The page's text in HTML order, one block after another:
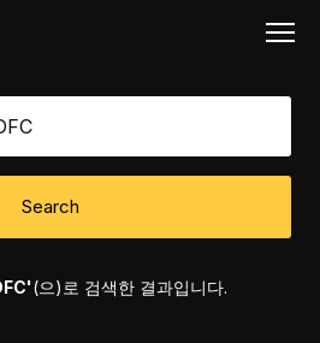
Search
(으)로 검색한 결과입니다.